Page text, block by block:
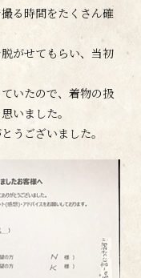
る時間をたくさん確
がせてもらい、当初
いたので、着物の扱
いました。
うございました。